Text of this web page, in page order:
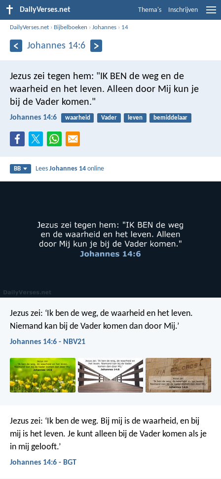
DailyVerses.net Thema's Inschrijven
DailyVerses.net › Bijbelboeken ›Johannes › 14
Johannes 14:6
Jezus zei tegen hem: "IK BEN de weg en de
waarheid en het leven. Alleen door Mij kun je
bij de Vader komen."
Johannes 14:6 waarheid Vader leven bemiddelaar
BB LeesJohannes 14 online
Jezus zei: ‘Ik ben de weg, de waarheid en het leven.
Niemand kan bij de Vader komen dan door Mij.’
Johannes 14:6 - NBV21
Jezus zei: ‘Ik ben de weg. Bij mij is de waarheid, en bij
mij is het leven. Je kunt alleen bij de Vader komen als je
in mij gelooft.’
Johannes 14:6 - BGT